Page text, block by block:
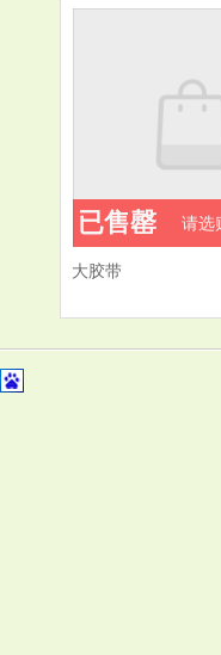
大胶带
已售罄 请选